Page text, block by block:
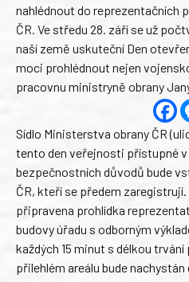
nahlédnout do reprezentačních
ČR. Ve středu 28. září se už
naší země uskuteční Den
moci prohlédnout nejen
pracovnu ministryně obrany
Sídlo Ministerstva obrany ČR
tento den veřejnosti přístupné v
bezpečnostních důvodů bude
ČR, kteří se předem
připravena prohlídka
budovy úřadu s odborným
každých 15 minut s délkou
přilehlém areálu bude